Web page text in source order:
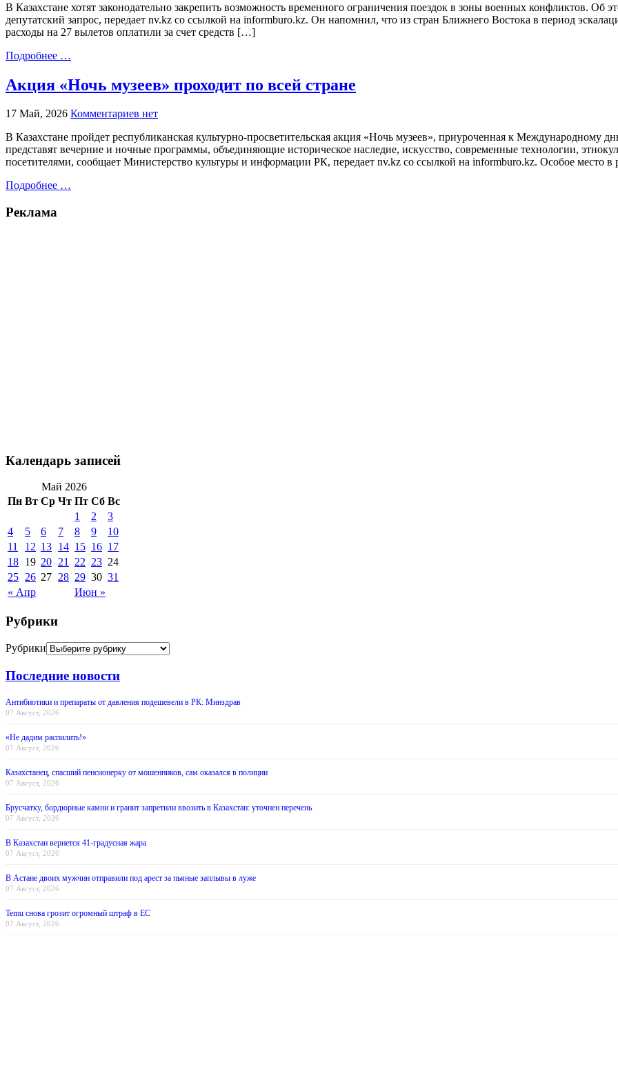
В Казахстане хотят законодательно закрепить возможность временного ограничения поездок в зоны военных конфликтов. Об
депутатский запрос, передает nv.kz со ссылкой на informburo.kz. Он напомнил, что из стран Ближнего Востока в период
расходы на 27 вылетов оплатили за счет средств […]
Подробнее …
Акция «Ночь музеев» проходит по всей стране
17 Май, 2026 Комментариев нет
В Казахстане пройдет республиканская культурно-просветительская акция «Ночь музеев», приуроченная к Международному
представят вечерние и ночные программы, объединяющие историческое наследие, искусство, современные технологии,
посетителями, сообщает Министерство культуры и информации РК, передает nv.kz со ссылкой на informburo.kz. Особое место
Подробнее …
Реклама
Календарь записей
Май 2026
Пн Вт Ср Чт Пт Сб Вс
« Апр Июн »
1 2
3
4
5 6 7 8 9
10
11
12 13 14 15 16 17
18 19 20 21 22 23 24
25 26 27 28 29 30 31
Рубрики
Рубрики
Последние новости
Антибиотики и препараты от давления подешевели в РК: Минздрав
07 Август, 2026
«Не дадим распилить!»
07 Август, 2026
Казахстанец, спасший пенсионерку от мошенников, сам оказался в полиции
07 Август, 2026
Брусчатку, бордюрные камни и гранит запретили ввозить в Казахстан: уточнен перечень
07 Август, 2026
В Казахстан вернется 41-градусная жара
07 Август, 2026
В Астане двоих мужчин отправили под арест за пьяные заплывы в луже
07 Август, 2026
Temu снова грозит огромный штраф в ЕС
07 Август, 2026